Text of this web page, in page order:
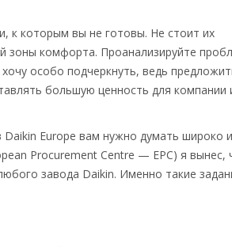
к которым вы не готовы. Не стоит их
зоны комфорта. Проанализируйте
особо подчеркнуть, ведь
большую ценность для компании
Europe вам нужно думать широко и
Procurement Centre — EPC) я вынес,
завода Daikin. Именно такие